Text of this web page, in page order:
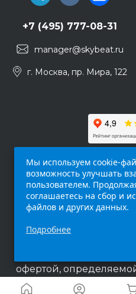
+7 (495) 777-08-31
manager@skybeat.ru
г. Москва, пр. Мира, 122
интернет-сайт (
исключительно
ни при каких условиях
офертой,
437 п.2
Мы используем cookie-
возможность улучшать
пользователем.
соглашаетесь на сбор и
файлов и других данных.
Подробнее